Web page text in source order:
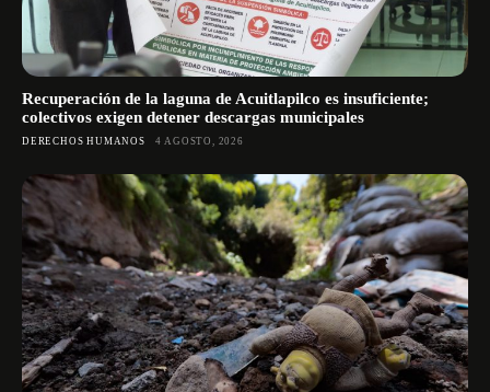
Recuperación de la laguna de Acuitlapilco es insuficiente;
colectivos exigen detener descargas municipales
DERECHOS HUMANOS 4 AGOSTO, 2026